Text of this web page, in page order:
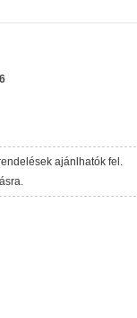
6
ajánlhatók fel.